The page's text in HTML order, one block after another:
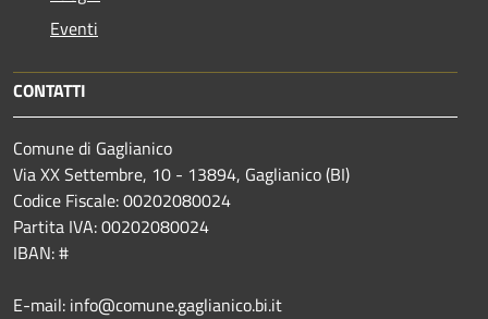
Eventi
CONTATTI
Comune di Gaglianico
Via XX Settembre, 10 - 13894, Gaglianico (BI)
Codice Fiscale: 00202080024
Partita IVA: 00202080024
IBAN: #
E-mail: info@comune.gaglianico.bi.it